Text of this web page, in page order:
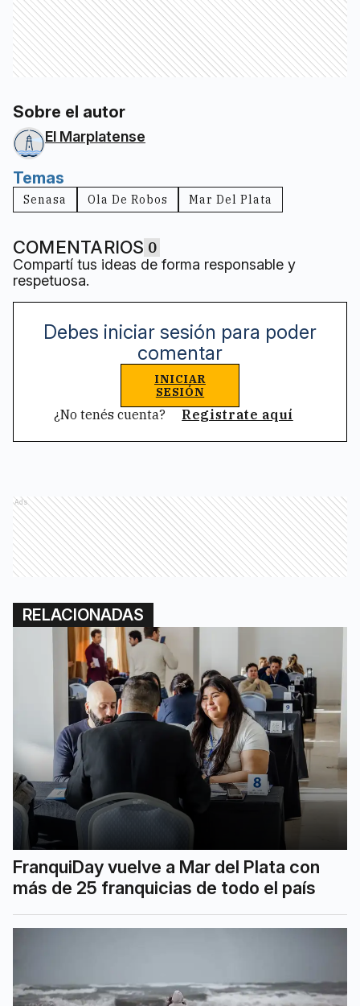
Sobre el autor
El Marplatense
Temas
Senasa Ola De Robos Mar Del Plata
COMENTARIOS 0
Compartí tus ideas de forma responsable y
respetuosa.
Debes iniciar sesión para poder
comentar
INICIAR
SESIÓN
¿No tenés cuenta? Registrate aquí
Ads
RELACIONADAS
FranquiDay vuelve a Mar del Plata con
más de 25 franquicias de todo el país